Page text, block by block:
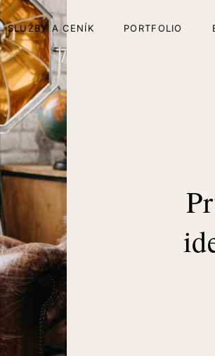
SLUŽBY A CENÍK PORTFOLIO